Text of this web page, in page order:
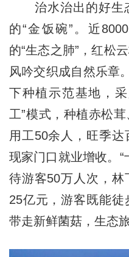
治水治出的好生
的“金饭碗”。近
的“生态之肺”，红松
风吟交织成自然乐章
下种植示范基地，
工”模式，种植赤松
用工50余人，旺季
现家门口就业增收。
待游客50万人次，
25亿元，游客既能
带走新鲜菌菇，生态